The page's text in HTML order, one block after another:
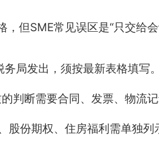
但SME常见误区是“只交给会
务局发出，须按最新表格填写
判断需要合同、发票、物流
股份期权、住房福利需单独列